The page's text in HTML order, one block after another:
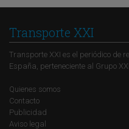
Transporte XXI
Transporte XXI es el periódico de
España, perteneciente al Grupo
Quienes somos
Contacto
Publicidad
Aviso legal